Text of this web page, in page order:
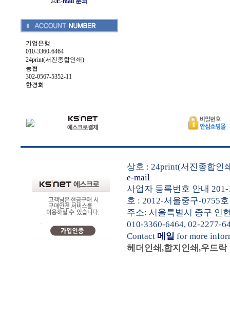
기업은행
010-3360-6464
24print(서진종합인쇄)
농협
302-0567-5352-11
한경화
상호 : 24print(서진종합인
e-mail
사업자 등록번호 안내
호 : 2012-서울중구-0755호
주소: 서울특별시 중구 인
010-3360-6464, 02-2277-
Contact 메일 for more
헤더인쇄,합지인쇄,우드락